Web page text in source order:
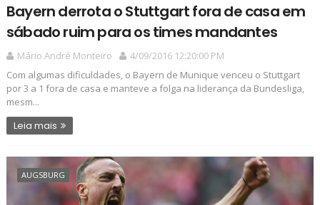
Bayern derrota o Stuttgart fora de casa em
sábado ruim para os times mandantes
Mário André Monteiro
4/09/2016 12:20:00 PM
Com algumas dificuldades, o Bayern de Munique venceu o Stuttgart
por 3 a 1 fora de casa e manteve a folga na liderança da Bundesliga,
mesm...
Leia mais
AUGSBURG